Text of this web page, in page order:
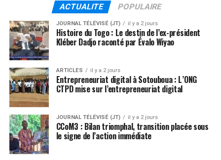
ACTUALITE POPULAIRE
JOURNAL TÉLÉVISÉ (JT) il y a 2 jours
Histoire du Togo : Le destin de l’ex-président
Kléber Dadjo raconté par Évalo Wiyao
ARTICLES il y a 2 jours
Entrepreneuriat digital à Sotouboua : L’ONG
CTPD mise sur l’entrepreneuriat digital
JOURNAL TÉLÉVISÉ (JT) il y a 2 jours
CCoM3 : Bilan triomphal, transition placée sous
le signe de l’action immédiate